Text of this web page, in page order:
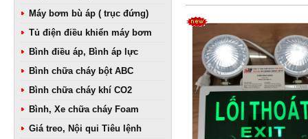
Máy bơm bù áp ( trục đứng)
Tủ điện điều khiển máy bơm
Bình điều áp, Bình áp lực
Bình chữa cháy bột ABC
Bình chữa cháy khí CO2
Bình, Xe chữa cháy Foam
Giá treo, Nội qui Tiêu lệnh